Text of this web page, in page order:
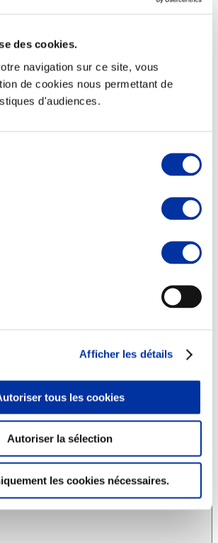
des cookies.
navigation sur ce site, vous
de cookies nous permettant de
d'audiences.
Afficher les détails
tous les cookies
Autoriser la sélection
les cookies nécessaires.
– mise en marché
et santé
et attractivité des métiers
Accords